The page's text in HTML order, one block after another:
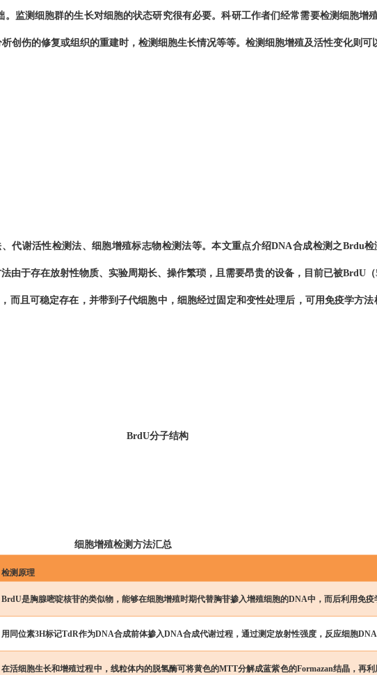
监测细胞群的生长对细胞的状态研究很有必要。科研工作者们经常需要检测细胞增
析创伤的修复或组织的重建时，检测细胞生长情况等等。 检测细胞增殖及活性变化则可
、代谢活性检测法、细胞增殖标志物检测法等。本文重点介绍DNA合成检测之Brdu检
由于存在放射性物质、实验周期长、操作繁琐 ，且需要昂贵的设备， 目前已被BrdU（
而且可稳定存在，并带到子代细胞中 ，细胞经过固定和变性处理后，可用免疫学方
BrdU分子结构
细胞增殖检测方法汇总
检测原理
BrdU是胸腺嘧啶核苷的类似物，能够在细胞增殖时期代替胸苷掺入增殖细胞的DNA中，而后利用免疫
用同位素3H标记TdR作为DNA合成前体掺入DNA合成代谢过程，通过测定放射性强度，反应细胞
在活细胞生长和增殖过程中，线粒体内的脱氢酶可将黄色的MTT分解成蓝紫色的Formazan结晶，再